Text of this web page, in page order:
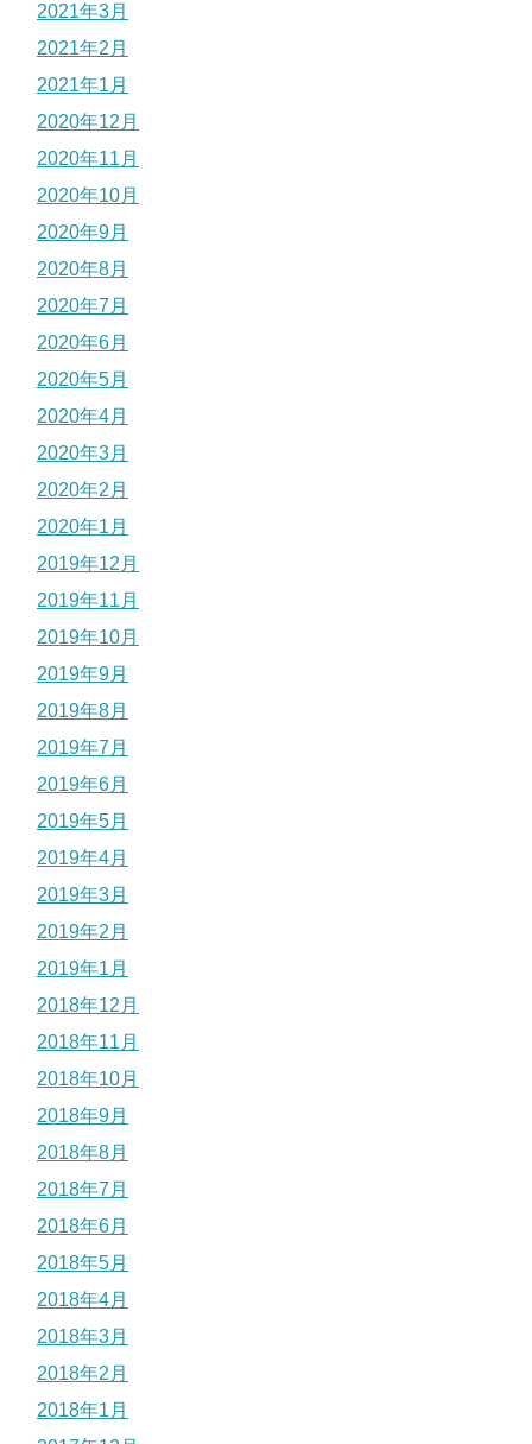
2021年3月
2021年2月
2021年1月
2020年12月
2020年11月
2020年10月
2020年9月
2020年8月
2020年7月
2020年6月
2020年5月
2020年4月
2020年3月
2020年2月
2020年1月
2019年12月
2019年11月
2019年10月
2019年9月
2019年8月
2019年7月
2019年6月
2019年5月
2019年4月
2019年3月
2019年2月
2019年1月
2018年12月
2018年11月
2018年10月
2018年9月
2018年8月
2018年7月
2018年6月
2018年5月
2018年4月
2018年3月
2018年2月
2018年1月